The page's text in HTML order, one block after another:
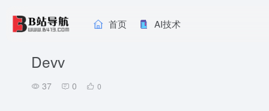
首页 AI技术
Devv
37 0 0